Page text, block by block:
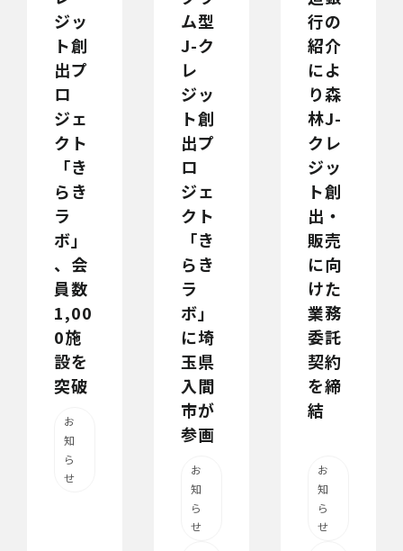
ジッ
ト創
出プ
ロ
ジェ
クト
「き
らき
ラ
ボ」
、会
員数
1,00
0施
設を
突破
お
知
ら
せ
ム型
J-ク
レ
ジッ
ト創
出プ
ロ
ジェ
クト
「き
らき
ラ
ボ」
に埼
玉県
入間
市が
参画
お
知
ら
せ
行の
紹介
によ
り森
林J-
クレ
ジッ
ト創
出・
販売
に向
けた
業務
委託
契約
を締
結
お
知
ら
せ